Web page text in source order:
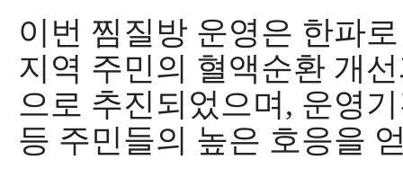
이번 찜질방 운영은 한파
지역 주민의 혈액순환 개
으로 추진되었으며 , 운영
등 주민들의 높은 호응을